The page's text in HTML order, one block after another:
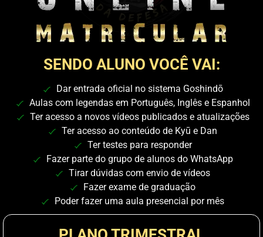
SENDO ALUNO VOCÊ VAI:
Dar entrada oficial no sistema Goshindō
Aulas com legendas em Português, Inglês e Espanhol
Ter acesso a novos vídeos publicados e atualizações
Ter acesso ao conteúdo de Kyū e Dan
Ter testes para responder
Fazer parte do grupo de alunos do WhatsApp
Tirar dúvidas com envio de vídeos
Fazer exame de graduação
Poder fazer uma aula presencial por mês